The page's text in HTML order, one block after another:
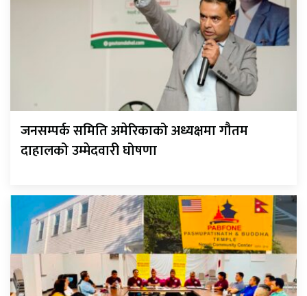
जनसम्पर्क समिति अमेरिकाको अध्यक्षमा गौतम
दाहालको उम्मेदवारी घोषणा